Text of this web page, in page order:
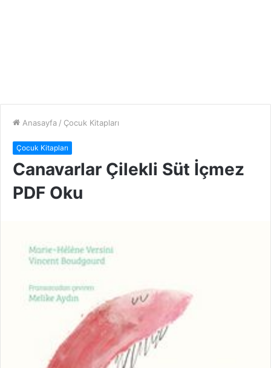
Anasayfa / Çocuk Kitapları
Çocuk Kitapları
Canavarlar Çilekli Süt İçmez
PDF Oku